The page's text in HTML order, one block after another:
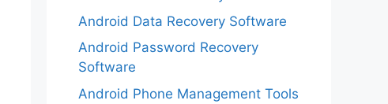
Android Data Recovery Software
Android Password Recovery
Software
Android Phone Management Tools